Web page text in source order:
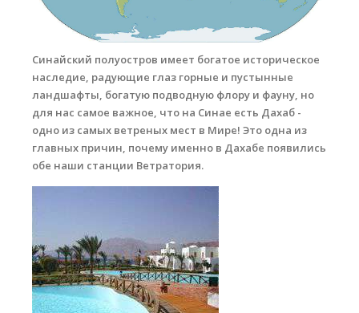
Места катания
Наши Станции
Ветратория.Вьетнам
Ветратория Россия
Ветратория.Египет
Цены
Обучение виндсерфингу
Прокат оборудования
Прокат Винг Фоил
Продажа оборудования
Синайский полуостров имеет богатое историческое
наследие, радующие глаз горные и пустынные
ландшафты, богатую подводную флору и фауну, но
для нас самое важное, что на Синае есть Дахаб -
одно из самых ветреных мест в Мире! Это одна из
главных причин, почему именно в Дахабе появились
обе наши станции Ветратория.